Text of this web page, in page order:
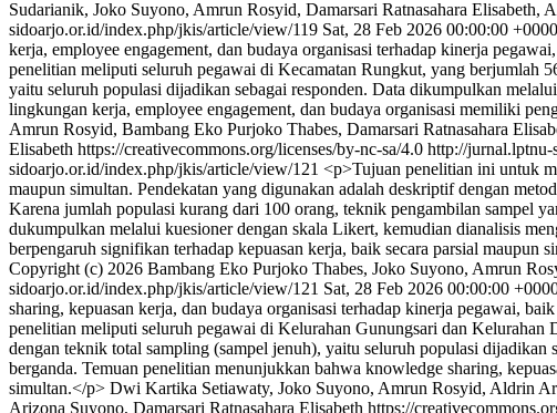
Sudarianik, Joko Suyono, Amrun Rosyid, Damarsari Ratnasahara
sidoarjo.or.id/index.php/jkis/article/view/119 Sat, 28 Feb 2026 00:00:00 +0000
kerja, employee engagement, dan budaya organisasi terhadap kinerja
penelitian meliputi seluruh pegawai di Kecamatan Rungkut, yang berjumlah
yaitu seluruh populasi dijadikan sebagai responden. Data dikumpulkan
lingkungan kerja, employee engagement, dan budaya organisasi memiliki
Amrun Rosyid, Bambang Eko Purjoko Thabes, Damarsari Ratnasahara
Elisabeth https://creativecommons.org/licenses/by-nc-sa/4.0 http://
sidoarjo.or.id/index.php/jkis/article/view/121 <p>Tujuan penelitian ini untuk
maupun simultan. Pendekatan yang digunakan adalah deskriptif dengan
Karena jumlah populasi kurang dari 100 orang, teknik pengambilan sampel
dukumpulkan melalui kuesioner dengan skala Likert, kemudian dianalisis
berpengaruh signifikan terhadap kepuasan kerja, baik secara parsial maupun
Copyright (c) 2026 Bambang Eko Purjoko Thabes, Joko Suyono, Amrun
sidoarjo.or.id/index.php/jkis/article/view/121 Sat, 28 Feb 2026 00:00:00
sharing, kepuasan kerja, dan budaya organisasi terhadap kinerja pegawai,
penelitian meliputi seluruh pegawai di Kelurahan Gunungsari dan Kelurahan
dengan teknik total sampling (sampel jenuh), yaitu seluruh populasi
berganda. Temuan penelitian menunjukkan bahwa knowledge sharing,
simultan.</p> Dwi Kartika Setiawaty, Joko Suyono, Amrun Rosyid, Aldrin
Arizona Suyono, Damarsari Ratnasahara Elisabeth https://